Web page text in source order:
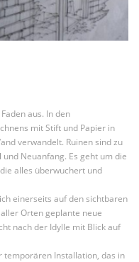
aus. In den
mit Stift und Papier in
verwandelt. Ruinen sind zu
Neuanfang. Es geht um die
alles überwuchert und
einerseits auf den sichtbaren
Orten geplante neue
nach der Idylle mit Blick auf
temporären Installation, das in